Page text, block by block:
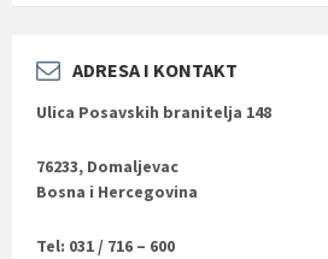
ADRESA I KONTAKT
Ulica Posavskih branitelja 148
76233, Domaljevac
Bosna i Hercegovina
Tel: 031 / 716 – 600